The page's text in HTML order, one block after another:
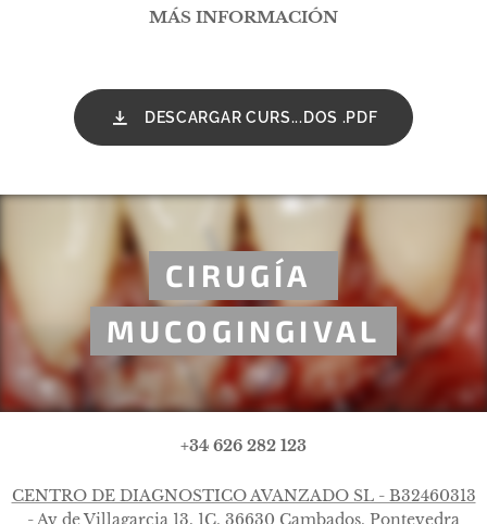
MÁS INFORMACIÓN
DESCARGAR CURS...DOS .PDF
CIRUGÍA
MUCOGINGIVAL
+34 626 282 123
CENTRO DE DIAGNOSTICO AVANZADO SL - B32460313
- Av de Villagarcia 13. 1C, 36630 Cambados, Pontevedra